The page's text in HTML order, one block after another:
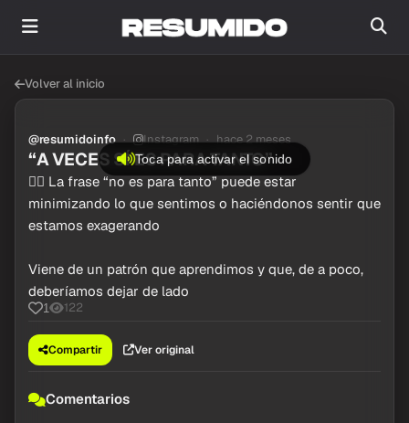
Volver al inicio
Toca para activar el sonido
@resumidoinfo Instagram hace 2 meses
“A VECES SÍ ES PARA TANTO”
👉🏼 La frase “no es para tanto” puede estar
minimizando lo que sentimos o haciéndonos sentir que
estamos exagerando
Viene de un patrón que aprendimos y que, de a poco,
deberíamos dejar de lado
1 122
Compartir Ver original
Comentarios